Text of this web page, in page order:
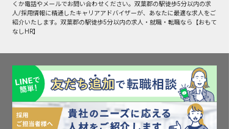
くか電話やメールでお問い合わせください。双葉郡の駅徒歩5分以内の求
人/採用情報に精通したキャリアアドバイザーが、あなたに最適な求人をご
紹介いたします。双葉郡の駅徒歩5分以内の求人・就職・転職なら【おもて
なしHR】